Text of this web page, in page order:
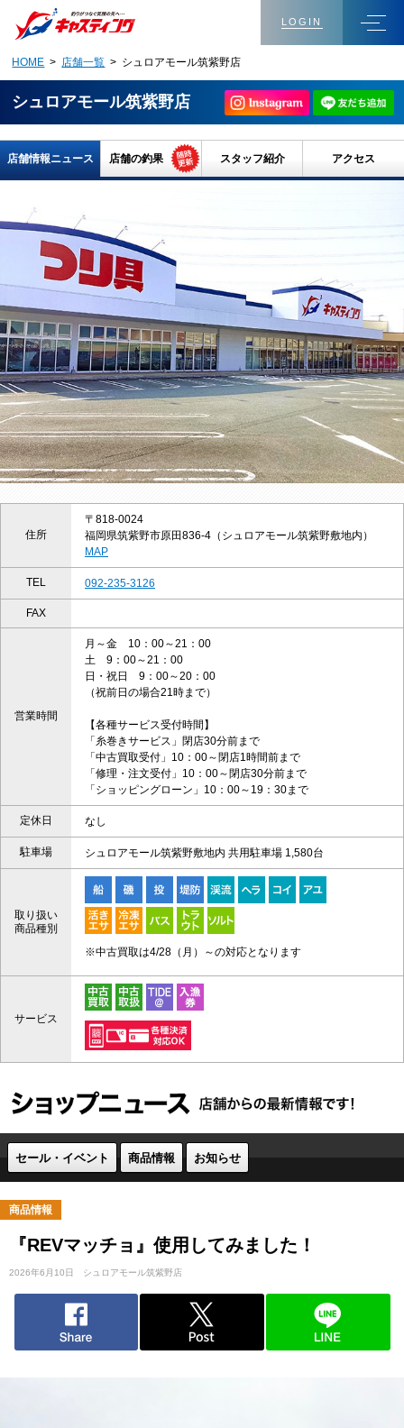
LOGIN
HOME > 店舗一覧 > シュロアモール筑紫野店
シュロアモール筑紫野店
店舗情報ニュース 店舗の釣果 スタッフ紹介 アクセス
住所
〒818-0024
福岡県筑紫野市原田836-4（シュロアモール筑紫野敷地内）
MAP
TEL 092-235-3126
FAX
営業時間
月～金 10：00～21：00
土 9：00～21：00
日・祝日 9：00～20：00
（祝前日の場合21時まで）
【各種サービス受付時間】
「糸巻きサービス」閉店30分前まで
「中古買取受付」10：00～閉店1時間前まで
「修理・注文受付」10：00～閉店30分前まで
「ショッピングローン」10：00～19：30まで
定休日 なし
駐車場 シュロアモール筑紫野敷地内 共用駐車場 1,580台
取り扱い
商品種別
※中古買取は4/28（月）～の対応となります
サービス
セール・イベント 商品情報 お知らせ
商品情報
『REVマッチョ』使用してみました！
2026年6月10日 シュロアモール筑紫野店